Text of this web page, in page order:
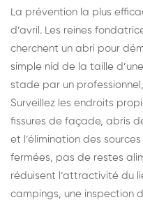
La prévention la plus
d’avril. Les reines
cherchent un abri pour
simple nid de la taille
stade par un
Surveillez les endroits
fissures de façade, abris
et l’élimination des
fermées, pas de restes
réduisent l’attractivité du
campings, une inspection